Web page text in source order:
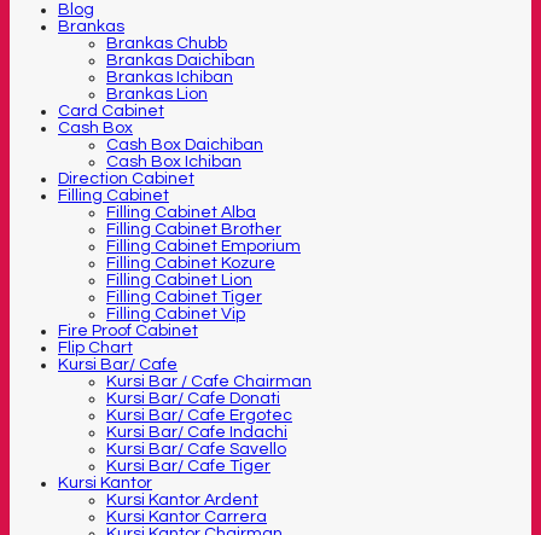
Blog
Brankas
Brankas Chubb
Brankas Daichiban
Brankas Ichiban
Brankas Lion
Card Cabinet
Cash Box
Cash Box Daichiban
Cash Box Ichiban
Direction Cabinet
Filling Cabinet
Filling Cabinet Alba
Filling Cabinet Brother
Filling Cabinet Emporium
Filling Cabinet Kozure
Filling Cabinet Lion
Filling Cabinet Tiger
Filling Cabinet Vip
Fire Proof Cabinet
Flip Chart
Kursi Bar/ Cafe
Kursi Bar / Cafe Chairman
Kursi Bar/ Cafe Donati
Kursi Bar/ Cafe Ergotec
Kursi Bar/ Cafe Indachi
Kursi Bar/ Cafe Savello
Kursi Bar/ Cafe Tiger
Kursi Kantor
Kursi Kantor Ardent
Kursi Kantor Carrera